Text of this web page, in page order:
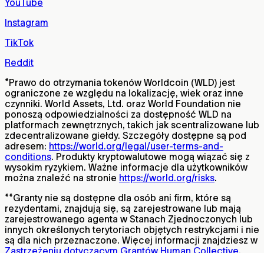
YouTube
Instagram
TikTok
Reddit
*Prawo do otrzymania tokenów Worldcoin (WLD) jest
ograniczone ze względu na lokalizację, wiek oraz inne
czynniki. World Assets, Ltd. oraz World Foundation nie
ponoszą odpowiedzialności za dostępność WLD na
platformach zewnętrznych, takich jak scentralizowane lub
zdecentralizowane giełdy. Szczegóły dostępne są pod
adresem: https://world.org/legal/user-terms-and-
conditions. Produkty kryptowalutowe mogą wiązać się z
wysokim ryzykiem. Ważne informacje dla użytkowników
można znaleźć na stronie https://world.org/risks.
**Granty nie są dostępne dla osób ani firm, które są
rezydentami, znajdują się, są zarejestrowane lub mają
zarejestrowanego agenta w Stanach Zjednoczonych lub
innych określonych terytoriach objętych restrykcjami i nie
są dla nich przeznaczone. Więcej informacji znajdziesz w
Zastrzeżeniu dotyczącym Grantów Human Collective.